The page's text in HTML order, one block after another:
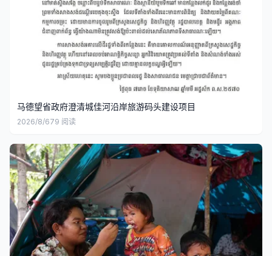
马德望省政府澄清城佳河沿岸旅游码头建设项目
2026/8/679 阅读